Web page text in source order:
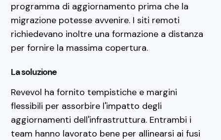
programma di aggiornamento prima che la
migrazione potesse avvenire. I siti remoti
richiedevano inoltre una formazione a distanza
per fornire la massima copertura.
La soluzione
Revevol ha fornito tempistiche e margini
flessibili per assorbire l'impatto degli
aggiornamenti dell'infrastruttura. Entrambi i
team hanno lavorato bene per allinearsi ai fusi